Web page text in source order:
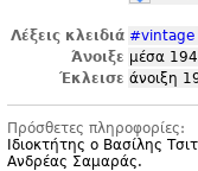
Λέξεις κλειδιά #vintage
Άνοιξε μέσα
Έκλεισε άνοιξη
Πρόσθετες πληροφορίες:
Ιδιοκτήτης ο Βασίλης
Ανδρέας Σαμαράς.